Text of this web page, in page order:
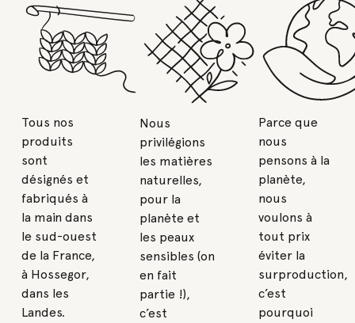
Tous nos
produits
sont
désignés et
fabriqués à
la main dans
le sud-ouest
de la France,
à Hossegor,
dans les
Landes.
Nous
privilégions
les matières
naturelles,
pour la
planète et
les peaux
sensibles (on
en fait
partie !),
c’est
Parce que
nous
pensons à la
planète,
nous
voulons à
tout prix
éviter la
surproduction,
c’est
pourquoi